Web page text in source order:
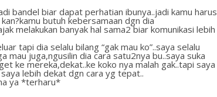
bandel biar dapat perhatian ibunya..jadi kamu harus
butuh kebersamaan dgn dia
melakukan banyak hal sama2 biar komunikasi lebih
tapi dia selalu bilang “gak mau ko”..saya selalu
mau juga,ngusilin dia cara satu2nya bu..saya suka
ke mereka,dekat..ke koko nya malah gak..tapi saya
lebih dekat dgn cara yg tepat..
ya *terharu*